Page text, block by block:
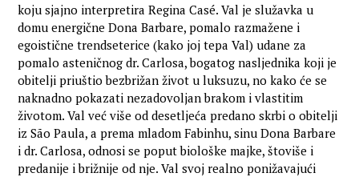
koju sjajno interpretira Regina Casé. Val je služavka u
domu energične Dona Barbare, pomalo razmažene i
egoistične trendseterice (kako joj tepa Val) udane za
pomalo asteničnog dr. Carlosa, bogatog nasljednika koji je
obitelji priuštio bezbrižan život u luksuzu, no kako će se
naknadno pokazati nezadovoljan brakom i vlastitim
životom. Val već više od desetljeća predano skrbi o obitelji
iz São Paula, a prema mladom Fabinhu, sinu Dona Barbare
i dr. Carlosa, odnosi se poput biološke majke, štoviše i
predanije i brižnije od nje. Val svoj realno ponižavajući